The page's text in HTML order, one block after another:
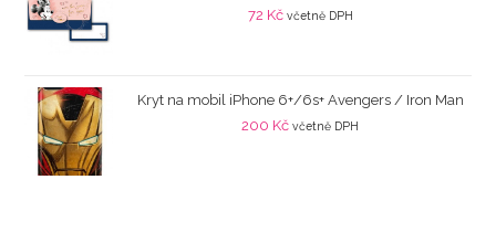
72 Kč včetně DPH
Kryt na mobil iPhone 6+/6s+ Avengers / Iron Man
200 Kč včetně DPH